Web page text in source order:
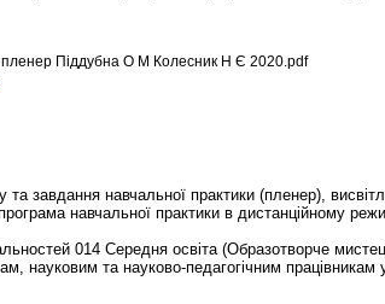
пленер Піддубна О М Колесник Н Є 2020.pdf
завдання навчальної практики (пленер),
навчальної практики в дистанційному
014 Середня освіта (Образотворче
науковим та науково-педагогічним працівникам у